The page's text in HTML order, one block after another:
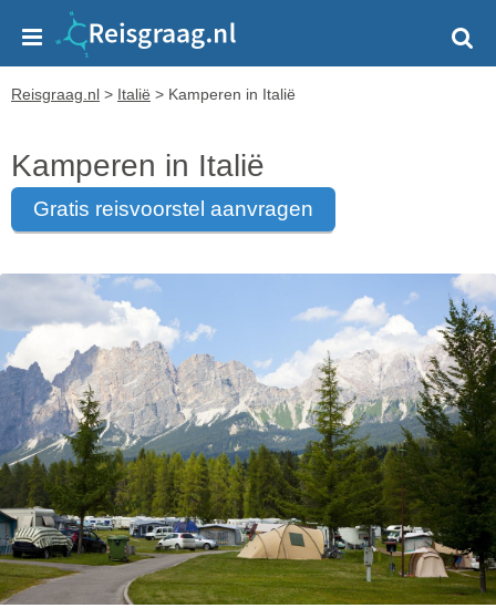
Reisgraag.nl > Italië > Kamperen in Italië
Kamperen in Italië
gratis reisvoorstel aanvragen